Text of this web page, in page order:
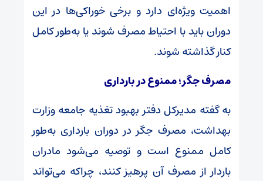
اهمیت ویژه‌ای دارد و برخی خوراکی‌ها در این
دوران باید با احتیاط مصرف شوند یا به‌طور کامل
کنار گذاشته شوند.
مصرف جگر؛ ممنوع در بارداری
به گفته مدیرکل دفتر بهبود تغذیه جامعه وزارت
بهداشت، مصرف جگر در دوران بارداری به‌طور
کامل ممنوع است و توصیه می‌شود مادران
باردار از مصرف آن پرهیز کنند، چراکه می‌تواند